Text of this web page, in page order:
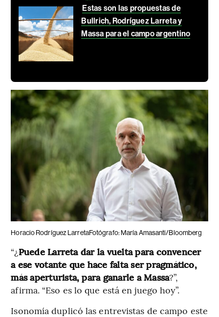
Estas son las propuestas de
Bullrich, Rodríguez Larreta y
Massa para el campo argentino
Horacio Rodríguez LarretaFotógrafo: María Amasanti/Bloomberg
“¿Puede Larreta dar la vuelta para convencer
a ese votante que hace falta ser pragmático,
más aperturista, para ganarle a Massa?”,
afirma. “Eso es lo que está en juego hoy”.
Isonomía duplicó las entrevistas de campo este